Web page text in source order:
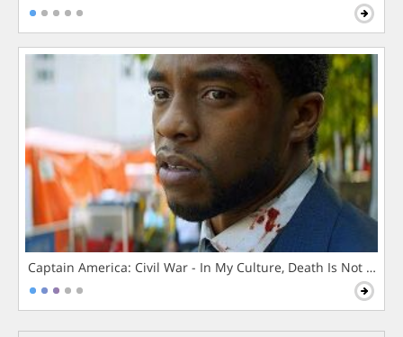
Captain America: Civil War - In My Culture, Death Is Not The